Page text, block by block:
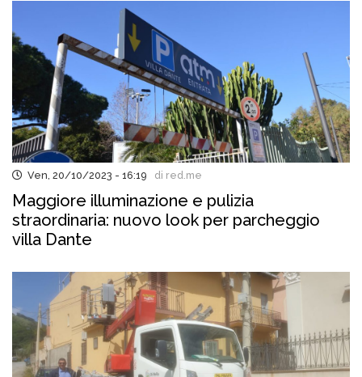
Ven, 20/10/2023 - 16:19 di red.me
Maggiore illuminazione e pulizia
straordinaria: nuovo look per parcheggio
villa Dante